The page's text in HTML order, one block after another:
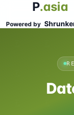
P.asia
Powered by